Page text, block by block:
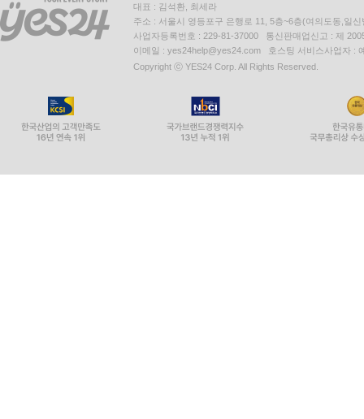
대표 : 김석환, 최세라
주소 : 서울시 영등포구 은행로 11, 5층~6층(여의도동,일신
사업자등록번호 : 229-81-37000 통신판매업신고 : 제
이메일 : yes24help@yes24.com 호스팅 서비스사업자 :
Copyright ⓒ YES24 Corp. All Rights Reserved.